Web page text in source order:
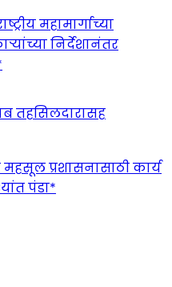
महामार्गाच्या
निर्देशानंतर
तहसिलदारासह
प्रशासनासाठी कार्य
पंडा*